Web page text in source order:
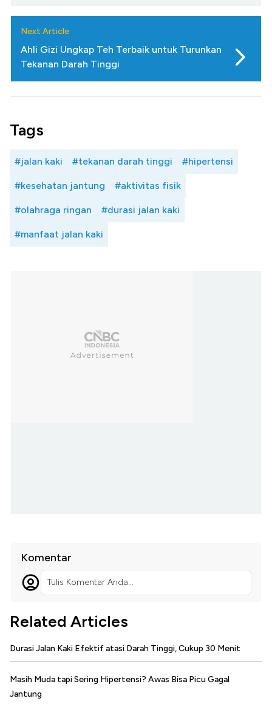
Next Article
Ahli Gizi Ungkap Teh Terbaik untuk Turunkan
Tekanan Darah Tinggi
Tags
#jalan kaki #tekanan darah tinggi #hipertensi
#kesehatan jantung #aktivitas fisik
#olahraga ringan #durasi jalan kaki
#manfaat jalan kaki
Komentar
Tulis Komentar Anda...
Related Articles
Durasi Jalan Kaki Efektif atasi Darah Tinggi, Cukup 30 Menit
Masih Muda tapi Sering Hipertensi? Awas Bisa Picu Gagal
Jantung